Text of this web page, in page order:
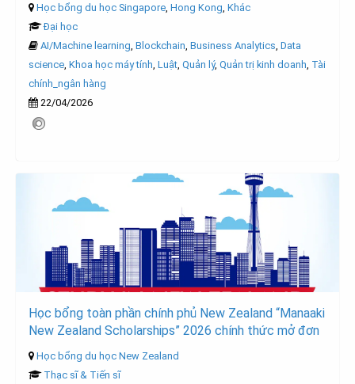
Học bổng du học Singapore Hong Kong Khác
Đại học
AI/Machine learning Blockchain Business Analytics Data
science Khoa học máy tính Luật Quản lý, Quản trị kinh doanh Tài
chính_ngân hàng
22/04/2026
Học bổng toàn phần chính phủ New Zealand “Manaaki
New Zealand Scholarships” 2026 chính thức mở đơn
Học bổng du học New Zealand
Thạc sĩ & Tiến sĩ